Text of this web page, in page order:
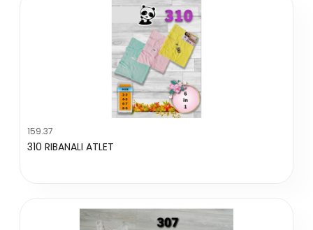
159.37
310 RIBANALI ATLET